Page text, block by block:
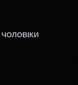
ЧОЛОВІКИ